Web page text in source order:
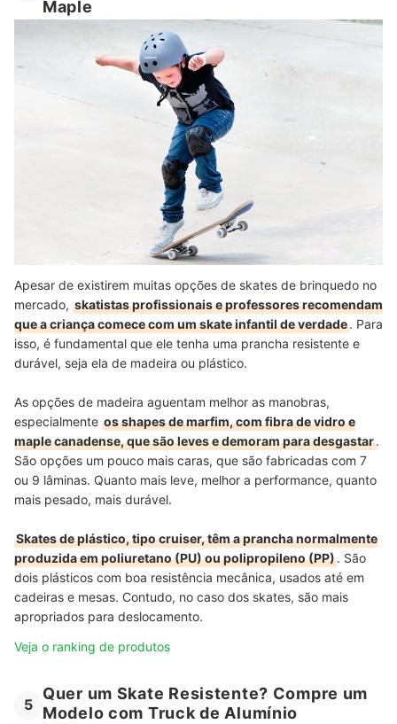
Maple
Apesar de existirem muitas opções de skates de brinquedo no
mercado, skatistas profissionais e professores recomendam
que a criança comece com um skate infantil de verdade. Para
isso, é fundamental que ele tenha uma prancha resistente e
durável, seja ela de madeira ou plástico.
As opções de madeira aguentam melhor as manobras,
especialmente os shapes de marfim, com fibra de vidro e
maple canadense, que são leves e demoram para desgastar.
São opções um pouco mais caras, que são fabricadas com 7
ou 9 lâminas. Quanto mais leve, melhor a performance, quanto
mais pesado, mais durável.
Skates de plástico, tipo cruiser, têm a prancha normalmente
produzida em poliuretano (PU) ou polipropileno (PP). São
dois plásticos com boa resistência mecânica, usados até em
cadeiras e mesas. Contudo, no caso dos skates, são mais
apropriados para deslocamento.
Veja o ranking de produtos
5
Quer um Skate Resistente? Compre um
Modelo com Truck de Alumínio